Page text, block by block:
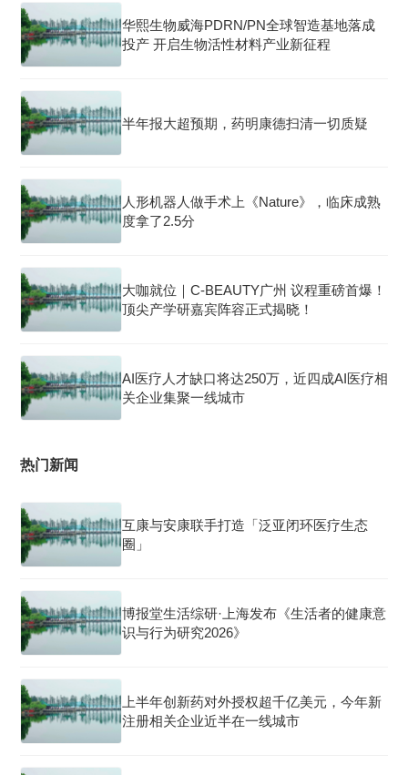
华熙生物威海PDRN/PN全球智造基地落成
投产 开启生物活性材料产业新征程
半年报大超预期，药明康德扫清一切质疑
人形机器人做手术上《Nature》，临床成熟
度拿了2.5分
大咖就位｜C-BEAUTY广州 议程重磅首爆！
顶尖产学研嘉宾阵容正式揭晓！
AI医疗人才缺口将达250万，近四成AI医疗相
关企业集聚一线城市
热门新闻
互康与安康联手打造「泛亚闭环医疗生态
圈」
博报堂生活综研·上海发布《生活者的健康意
识与行为研究2026》
上半年创新药对外授权超千亿美元，今年新
注册相关企业近半在一线城市